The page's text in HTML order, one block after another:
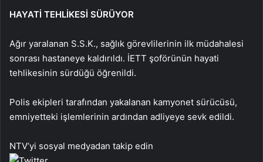
HAYATİ TEHLİKESİ SÜRÜYOR
Ağır yaralanan S.S.K., sağlık görevlilerinin ilk müdahalesi
sonrası hastaneye kaldırıldı. İETT şoförünün hayati
tehlikesinin sürdüğü öğrenildi.
Polis ekipleri tarafından yakalanan kamyonet sürücüsü,
emniyetteki işlemlerinin ardından adliyeye sevk edildi.
NTV’yi sosyal medyadan takip edin